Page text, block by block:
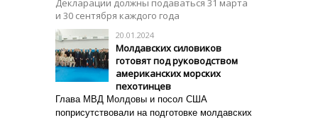
Декларации должны подаваться 31 марта
и 30 сентября каждого года
20.01.2024
Молдавских силовиков
готовят под руководством
американских морских
пехотинцев
Глава МВД Молдовы и посол США
поприсутствовали на подготовке молдавских